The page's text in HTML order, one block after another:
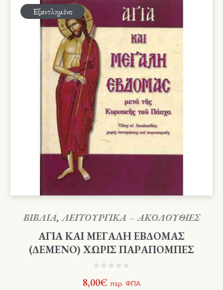
Εξαντλημένο
ΒΙΒΛΙΑ,ΛΕΙΤΟΥΡΓΙΚΑ – ΑΚΟΛΟΥΘΙΕΣ
ΑΓΙΑ ΚΑΙ ΜΕΓΑΛΗ ΕΒΔΟΜΑΣ
(ΔΕΜΕΝΟ) ΧΩΡΙΣ ΠΑΡΑΠΟΜΠΕΣ
8,00€ περ. ΦΠΑ